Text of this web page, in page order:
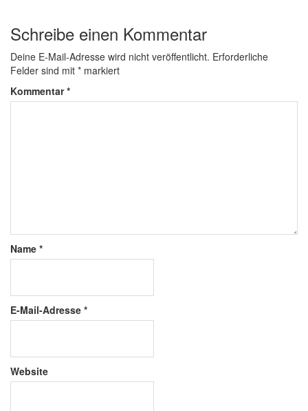
Schreibe einen Kommentar
Deine E-Mail-Adresse wird nicht veröffentlicht. Erforderliche
Felder sind mit * markiert
Kommentar*
Name *
E-Mail-Adresse *
Website